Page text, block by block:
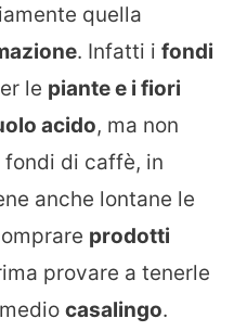
quella
. Infatti i fondi
le piante e i fiori
acido, ma non
fondi di caffè, in
anche lontane le
prodotti
provare a tenerle
casalingo.